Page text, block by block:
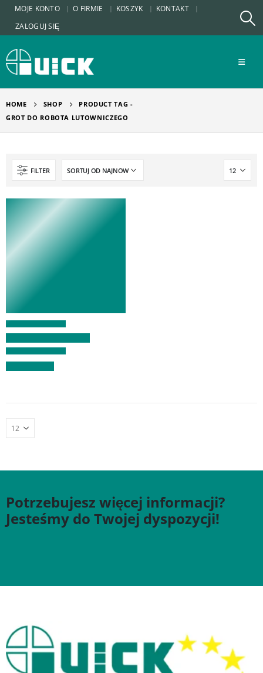
MOJE KONTO O FIRMIE KOSZYK
KONTAKT
ZALOGUJ SIĘ
HOME SHOP
PRODUCT TAG -
GROT DO ROBOTA LUTOWNICZEGO
FILTER
Potrzebujesz więcej informacji?
Jesteśmy do Twojej dyspozycji!